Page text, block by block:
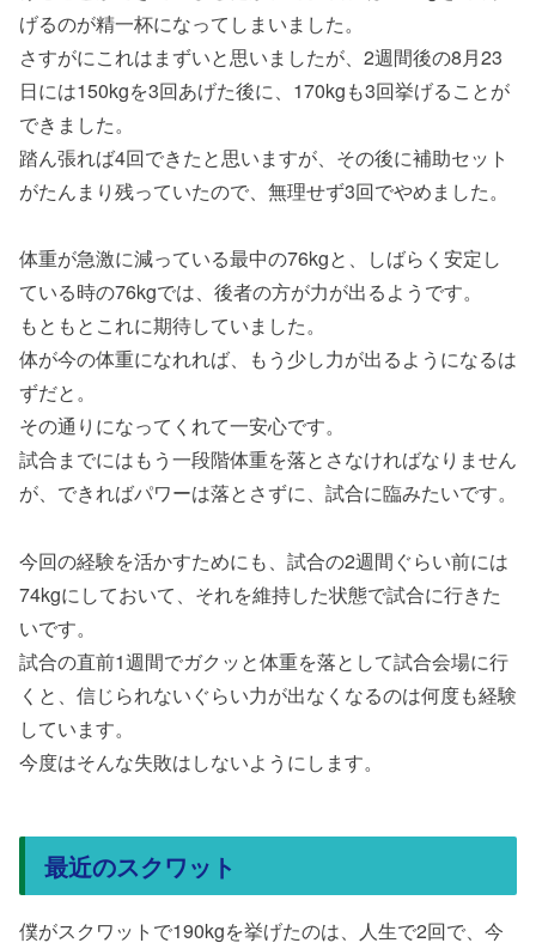
げるのが精一杯になってしまいました。
さすがにこれはまずいと思いましたが、2週間後の8月23
日には150kgを3回あげた後に、170kgも3回挙げることが
できました。
踏ん張れば4回できたと思いますが、その後に補助セット
がたんまり残っていたので、無理せず3回でやめました。
体重が急激に減っている最中の76kgと、しばらく安定し
ている時の76kgでは、後者の方が力が出るようです。
もともとこれに期待していました。
体が今の体重になれれば、もう少し力が出るようになるは
ずだと。
その通りになってくれて一安心です。
試合までにはもう一段階体重を落とさなければなりません
が、できればパワーは落とさずに、試合に臨みたいです。
今回の経験を活かすためにも、試合の2週間ぐらい前には
74kgにしておいて、それを維持した状態で試合に行きた
いです。
試合の直前1週間でガクッと体重を落として試合会場に行
くと、信じられないぐらい力が出なくなるのは何度も経験
しています。
今度はそんな失敗はしないようにします。
最近のスクワット
僕がスクワットで190kgを挙げたのは、人生で2回で、今